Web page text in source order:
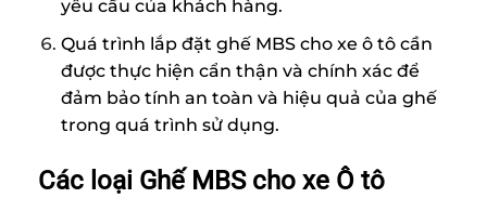
yêu cầu của khách hàng.
Quá trình lắp đặt ghế MBS cho xe ô tô cần
được thực hiện cẩn thận và chính xác để
đảm bảo tính an toàn và hiệu quả của ghế
trong quá trình sử dụng.
Các loại Ghế MBS cho xe Ô tô